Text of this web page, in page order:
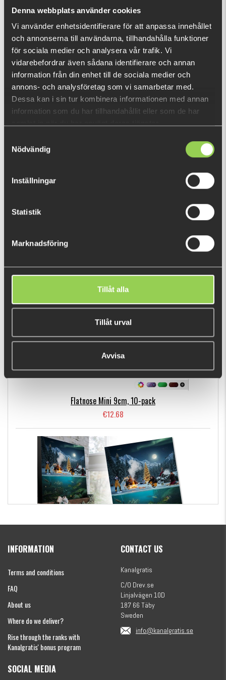
Denna webbplats använder cookies
Vi använder enhetsidentifierare för att anpassa innehållet
och annonserna till användarna, tillhandahålla funktioner
för sociala medier och analysera vår trafik. Vi
vidarebefordrar även sådana identifierare och annan
information från din enhet till de sociala medier och
annons- och analysföretag som vi samarbetar med.
Dessa kan i sin tur kombinera informationen med annan
information som du har tillhandahållit eller som de har
Nödvändig
Inställningar
Statistik
Marknadsföring
Tillåt alla
Tillåt urval
Avvisa
What is this?
RECENTLY VIEWED PRODUCTS
FEW LEFT
BESTSELLERS
Flatnose Mini 9cm, 10-pack
€12.68
€154.60
INFORMATION
Terms and conditions
FAQ
About us
Where do we deliver?
Rise through the ranks with
Kanalgratis' bonus program
CONTACT US
Kanalgratis
C/O Drev.se
Linjalvägen 10D
187 66 Täby
Sweden
info@kanalgratis.se
SOCIAL MEDIA